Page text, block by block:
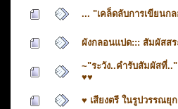
... "เคล็ดลับการเขียนก
ผังกลอนแปด::: สัมผัสส
~"ระวัง..คำรับสัมผัสที่
♥♥
♥ เสียงตรี ในรูปวรรณยุ